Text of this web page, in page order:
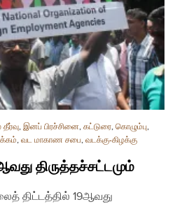
, இனப் பிரச்சினை, கட்டுரை, கொழும்பு,
, வட மாகாண சபை, வடக்கு-கிழக்கு
திருத்தச்சட்டமும்
திட்டத்தில் 19ஆவது